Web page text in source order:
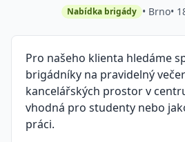
Nabídka brigády • Brno•
Pro našeho klienta hledáme
brigádníky na pravidelný
kancelářských prostor v
vhodná pro studenty nebo
práci.